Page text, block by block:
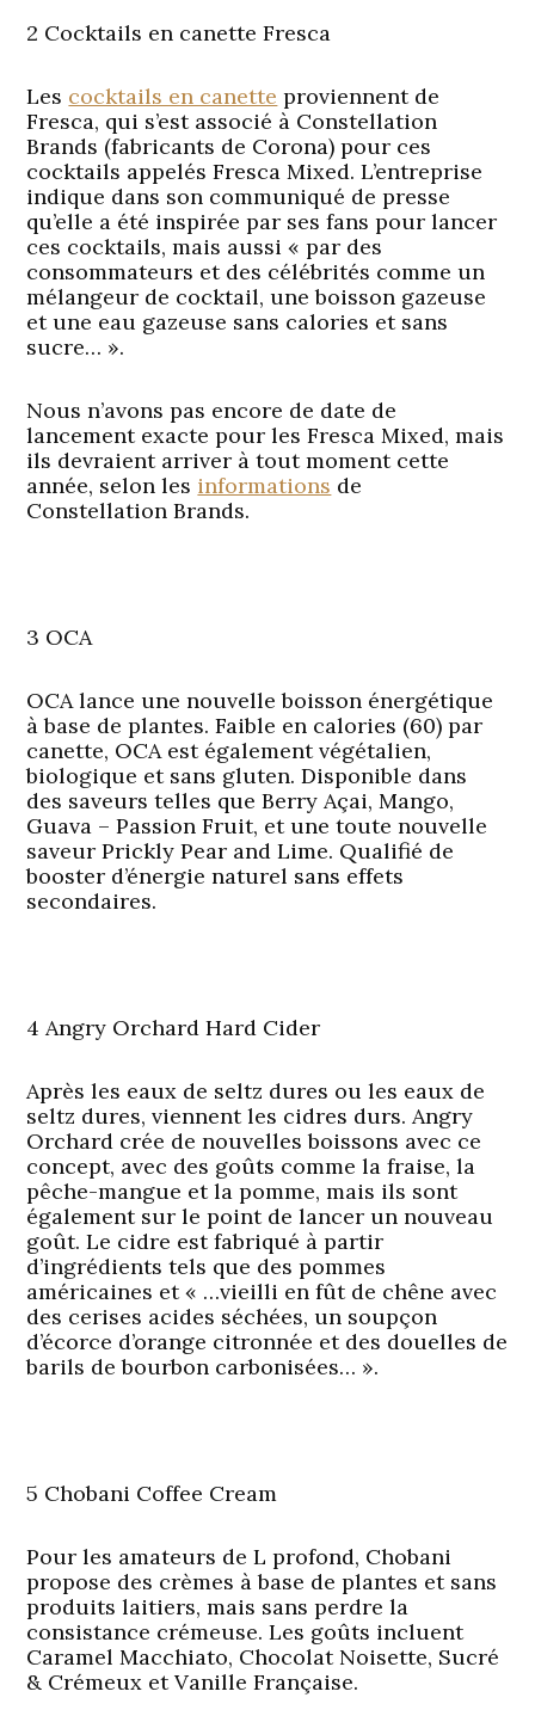
2 Cocktails en canette Fresca
Les cocktails en canette proviennent de
Fresca, qui s’est associé à Constellation
Brands (fabricants de Corona) pour ces
cocktails appelés Fresca Mixed. L’entreprise
indique dans son communiqué de presse
qu’elle a été inspirée par ses fans pour lancer
ces cocktails, mais aussi « par des
consommateurs et des célébrités comme un
mélangeur de cocktail, une boisson gazeuse
et une eau gazeuse sans calories et sans
sucre… ».
Nous n’avons pas encore de date de
lancement exacte pour les Fresca Mixed, mais
ils devraient arriver à tout moment cette
année, selon les informations de
Constellation Brands.
3 OCA
OCA lance une nouvelle boisson énergétique
à base de plantes. Faible en calories (60) par
canette, OCA est également végétalien,
biologique et sans gluten. Disponible dans
des saveurs telles que Berry Açai, Mango,
Guava – Passion Fruit, et une toute nouvelle
saveur Prickly Pear and Lime. Qualifié de
booster d’énergie naturel sans effets
secondaires.
4 Angry Orchard Hard Cider
Après les eaux de seltz dures ou les eaux de
seltz dures, viennent les cidres durs. Angry
Orchard crée de nouvelles boissons avec ce
concept, avec des goûts comme la fraise, la
pêche-mangue et la pomme, mais ils sont
également sur le point de lancer un nouveau
goût. Le cidre est fabriqué à partir
d’ingrédients tels que des pommes
américaines et « …vieilli en fût de chêne avec
des cerises acides séchées, un soupçon
d’écorce d’orange citronnée et des douelles de
barils de bourbon carbonisées… ».
5 Chobani Coffee Cream
Pour les amateurs de L profond, Chobani
propose des crèmes à base de plantes et sans
produits laitiers, mais sans perdre la
consistance crémeuse. Les goûts incluent
Caramel Macchiato, Chocolat Noisette, Sucré
& Crémeux et Vanille Française.